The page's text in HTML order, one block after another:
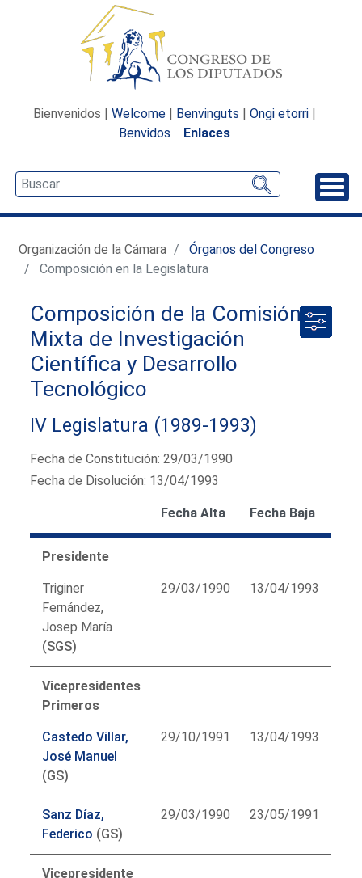
Bienvenidos | Welcome | Benvinguts | Ongi etorri |
Benvidos
Enlaces
Organización de la Cámara
Órganos del Congreso
Composición en la Legislatura
Composición de la Comisión
Mixta de Investigación
Científica y Desarrollo
Tecnológico
IV Legislatura (1989-1993)
Fecha de Constitución: 29/03/1990
Fecha de Disolución: 13/04/1993
Fecha Alta Fecha Baja
Presidente
Triginer
Fernández,
Josep María
(SGS)
29/03/1990 13/04/1993
Vicepresidentes
Primeros
Castedo Villar,
José Manuel
(GS)
29/10/1991 13/04/1993
Sanz Díaz,
Federico (GS)
29/03/1990 23/05/1991
Vicepresidente